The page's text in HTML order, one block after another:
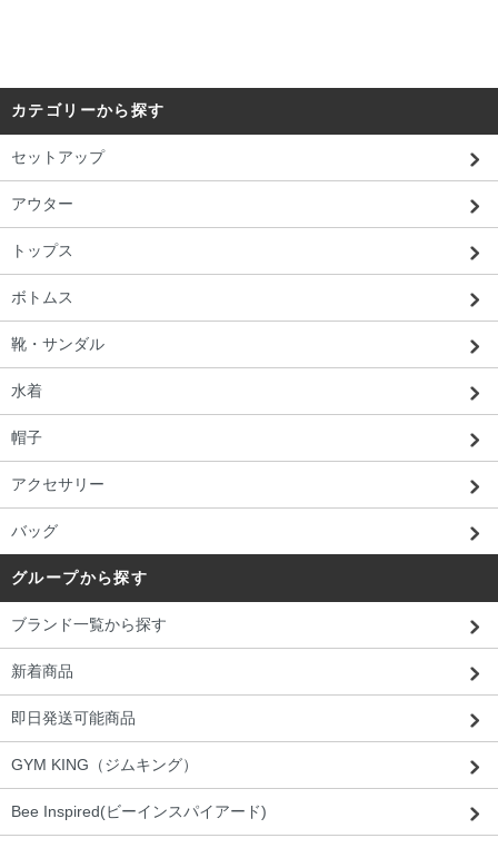
カテゴリーから探す
セットアップ
アウター
トップス
ボトムス
靴・サンダル
水着
帽子
アクセサリー
バッグ
グループから探す
ブランド一覧から探す
新着商品
即日発送可能商品
GYM KING（ジムキング）
Bee Inspired(ビーインスパイアード)